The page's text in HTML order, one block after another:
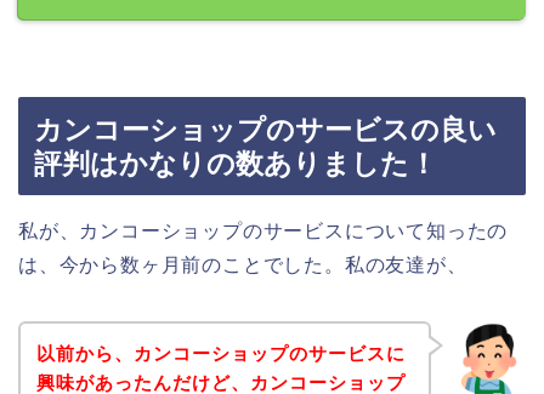
カンコーショップのサービスの良い
評判はかなりの数ありました！
私が、カンコーショップのサービスについて知ったの
は、今から数ヶ月前のことでした。私の友達が、
以前から、カンコーショップのサービスに
興味があったんだけど、カンコーショップ